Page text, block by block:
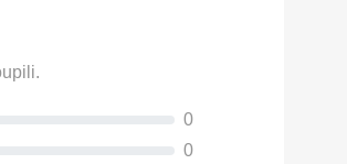
0
0